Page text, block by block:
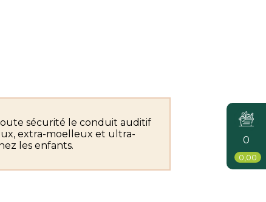
0
0,00
sécurité le conduit auditif
extra-moelleux et ultra-
les enfants.